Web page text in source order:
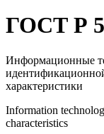
ГОСТ Р
Информационные
характеристики
Information
characteristics